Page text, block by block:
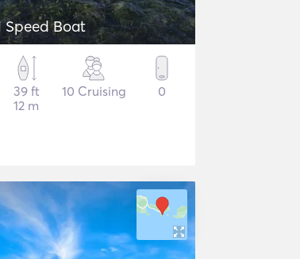
Local Bali Speed Boat
39 ft
12 m
10 Cruising 0